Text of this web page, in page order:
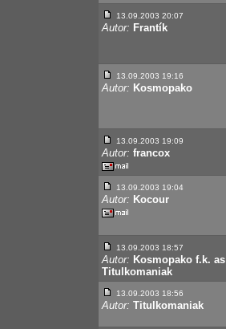
13.09.2003 20:07
Autor: Frantík
13.09.2003 19:16
Autor: Kosmopako
13.09.2003 19:09
Autor: francox
13.09.2003 19:04
Autor: Kocour
13.09.2003 18:57
Autor: Kosmopako f.k. as
Titulkomaniak
13.09.2003 18:56
Autor: Titulkomaniak